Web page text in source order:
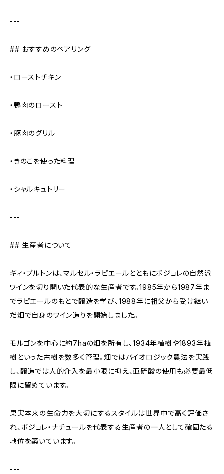
---
## おすすめのペアリング
・ローストチキン
・鴨肉のロースト
・豚肉のグリル
・きのこを使った料理
・シャルキュトリー
---
## 生産者について
ギィ・ブルトンは、マルセル・ラピエールとともにボジョレの自然派
ワインを切り開いた代表的な生産者です。1985年から1987年ま
でラピエールのもとで醸造を学び、1988年に祖父から受け継い
だ畑で自身のワイン造りを開始しました。
モルゴンを中心に約7haの畑を所有し、1934年植樹や1893年植
樹といった古樹を数多く管理。畑ではバイオロジック農法を実践
し、醸造では人的介入を最小限に抑え、亜硫酸の使用も必要最低
限に留めています。
果実本来の生命力を大切にするスタイルは世界中で高く評価さ
れ、ボジョレ・ナチュールを代表する生産者の一人として確固たる
地位を築いています。
---